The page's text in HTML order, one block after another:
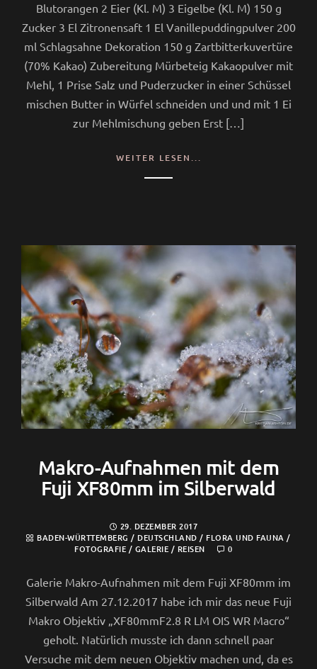
Blutorangen 2 Eier (Kl. M) 3 Eigelbe (Kl. M) 150 g
Zucker 3 El Zitronensaft 1 El Vanillepuddingpulver 200
ml Schlagsahne Dekoration 150 g Zartbitterkuvertüre
(70% Kakao) Zubereitung Mürbeteig Kakaopulver mit
Mehl, 1 Prise Salz und Puderzucker in einer Schüssel
mischen Butter in Würfel schneiden und und mit 1 Ei
zur Mehlmischung geben Erst […]
WEITER LESEN...
Makro-Aufnahmen mit dem
Fuji XF80mm im Silberwald
29. DEZEMBER 2017
BADEN-WÜRTTEMBERG / DEUTSCHLAND / FLORA UND FAUNA /
FOTOGRAFIE / GALERIE / REISEN 0
Galerie Makro-Aufnahmen mit dem Fuji XF80mm im
Silberwald Am 27.12.2017 habe ich mir das neue Fuji
Makro Objektiv „XF80mmF2.8 R LM OIS WR Macro“
geholt. Natürlich musste ich dann schnell paar
Versuche mit dem neuen Objektiv machen und, da es